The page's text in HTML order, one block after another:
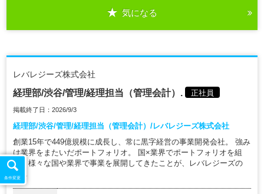
気になる
レバレジーズ株式会社
経理部/渋谷/管理/経理担当（管理会計）. 正社員
掲載終了日：2026/9/3
経理部/渋谷/管理/経理担当（管理会計）/レバレジーズ株式会社
創業15年で449億規模に成長し、常に黒字経営の事業開発会社。 強み
は業界をまたいだポートフォリオ。 国×業界でポートフォリオを組
み、様々な国や業界で事業を展開してきたことが、レバレジーズの
急...
条件変更